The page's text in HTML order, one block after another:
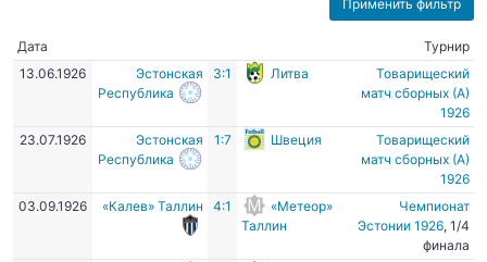
Дата
Турнир
13.06.1926
Эстонская
Республика
3:1 Литва
Товарищеский
матч сборных (А)
1926
23.07.1926
Эстонская
Республика
1:7 Швеция
Товарищеский
матч сборных (А)
1926
03.09.1926
«Калев» Таллин 4:1
«Метеор»
Таллин
Чемпионат
Эстонии 1926, 1/4
финала